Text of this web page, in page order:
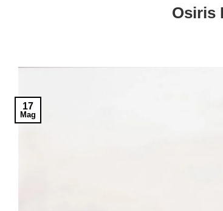
Osiris
17
Mag